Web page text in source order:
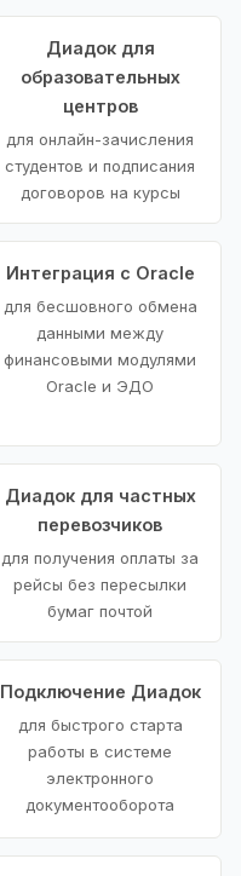
Диадок для
образовательных
центров
для онлайн-зачисления
студентов и подписания
договоров на курсы
Интеграция с Oracle
для бесшовного обмена
данными между
финансовыми модулями
Oracle и ЭДО
Диадок для частных
перевозчиков
для получения оплаты за
рейсы без пересылки
бумаг почтой
Подключение Диадок
для быстрого старта
работы в системе
электронного
документооборота